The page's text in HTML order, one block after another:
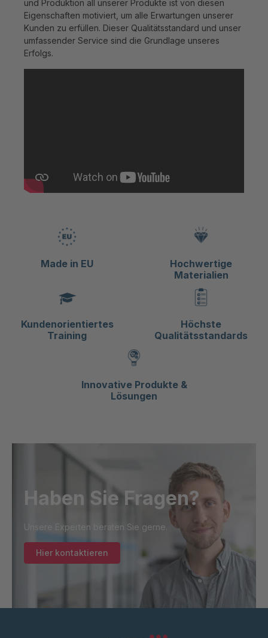
und Produktion all unserer Produkte ist von diesen
Eigenschaften motiviert, um alle Erwartungen unserer
Kunden zu erfüllen. Dieser Qualitätsstandard und unser
umfassender Service sind die Grundlage unseres
Erfolgs.
Made in EU
Hochwertige
Materialien
Kundenorientiertes
Training
Höchste
Qualitätsstandards
Innovative Produkte &
Lösungen
Haben Sie Fragen?
Unsere Experten beraten Sie gerne.
Hier kontaktieren